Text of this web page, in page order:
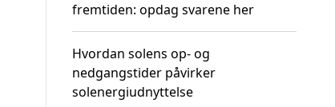
fremtiden: opdag svarene her
Hvordan solens op- og
nedgangstider påvirker
solenergiudnyttelse